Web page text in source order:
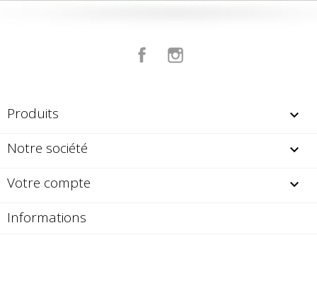
Facebook
Produits 
Notre société 
Votre compte 
Informations